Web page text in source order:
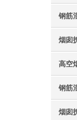
钢筋
钢筋
烟囱